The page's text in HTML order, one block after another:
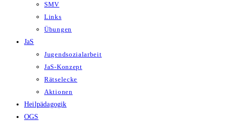
SMV
Links
Übungen
JaS
Jugendsozialarbeit
JaS-Konzept
Rätselecke
Aktionen
Heilpädagogik
OGS